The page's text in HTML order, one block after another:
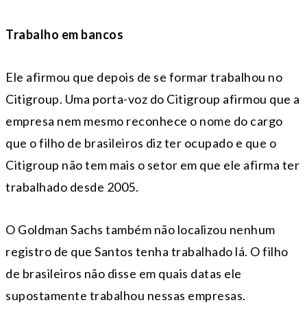
Trabalho em bancos
Ele afirmou que depois de se formar trabalhou no
Citigroup. Uma porta-voz do Citigroup afirmou que a
empresa nem mesmo reconhece o nome do cargo
que o filho de brasileiros diz ter ocupado e que o
Citigroup não tem mais o setor em que ele afirma ter
trabalhado desde 2005.
O Goldman Sachs também não localizou nenhum
registro de que Santos tenha trabalhado lá. O filho
de brasileiros não disse em quais datas ele
supostamente trabalhou nessas empresas.